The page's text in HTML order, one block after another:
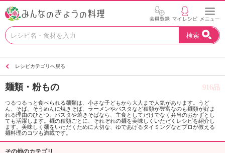
お
い
を
見
つ
け
よ
検索
レシピカテゴリへ戻る
麺類・粉もの 916品
つるつるっと食べられる麺類は、小さな子どもから大人まで人気があります。うど
ん、そば、そうめんに焼きそば、ラーメンやパスタなど種類が豊富なのも麺類が好ま
れる理由のひとつ。パスタや焼きそばなら、主食としてだけでなく弁当のおかずとし
ても活躍します。麺の種類ごとに、それぞれの麺を美味しくいただくレシピを紹介し
ます。美味しく麺をいただくために大切な、ゆであげるタイミングなどプロが教える
麺料理のコツも満載です。
その他のカテゴリ